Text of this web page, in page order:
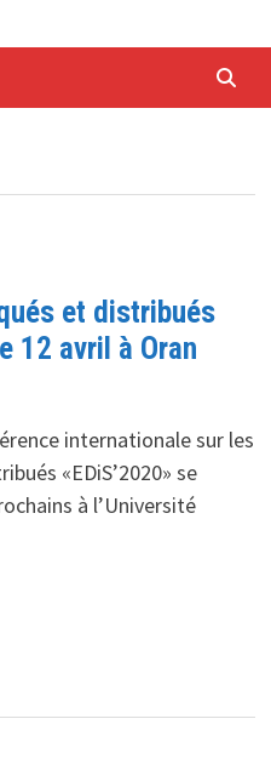
et distribués
12 avril à Oran
internationale sur les
«EDiS’2020» se
à l’Université